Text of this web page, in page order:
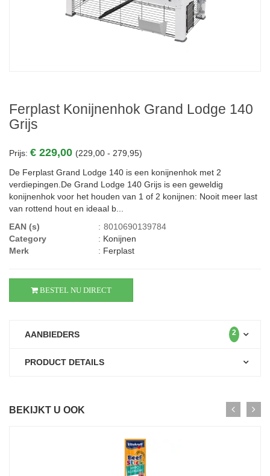
Ferplast Konijnenhok Grand Lodge 140
Grijs
Prijs: € 229,00 (229,00 - 279,95)
De Ferplast Grand Lodge 140 is een konijnenhok met 2
verdiepingen.De Grand Lodge 140 Grijs is een geweldig
konijnenhok voor het houden van 1 of 2 konijnen: Nooit meer last
van rottend hout en ideaal b...
EAN (s)
: 8010690139784
Category
: Konijnen
Merk
: Ferplast
BESTEL NU DIRECT
AANBIEDERS 2
PRODUCT DETAILS
BEKIJKT U OOK